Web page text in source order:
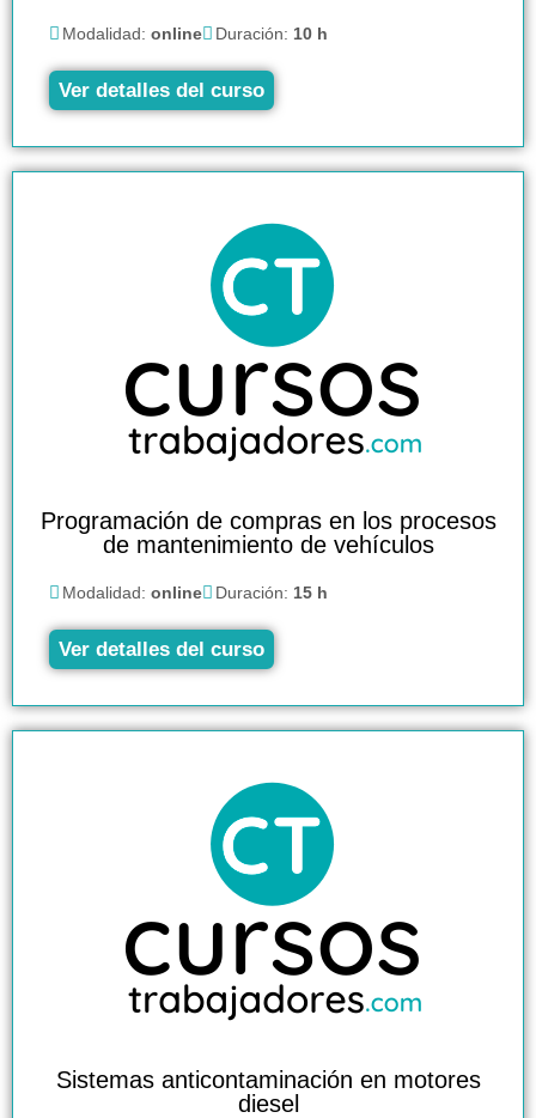
Modalidad: online Duración: 10 h
Ver detalles del curso
Programación de compras en los procesos
de mantenimiento de vehículos
Modalidad: online Duración: 15 h
Ver detalles del curso
Sistemas anticontaminación en motores
diesel